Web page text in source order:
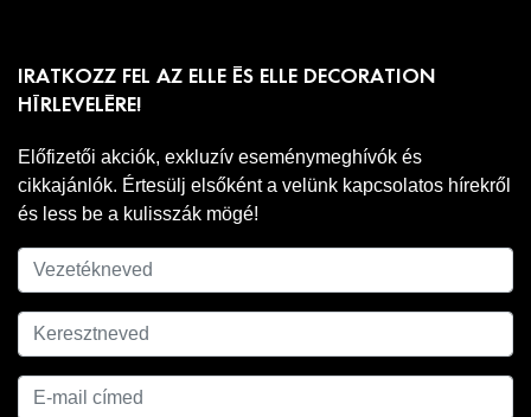
IRATKOZZ FEL AZ ELLE ÉS ELLE DECORATION
HÍRLEVELÉRE!
Előfizetői akciók, exkluzív eseménymeghívók és
cikkajánlók. Értesülj elsőként a velünk kapcsolatos hírekről
és less be a kulisszák mögé!